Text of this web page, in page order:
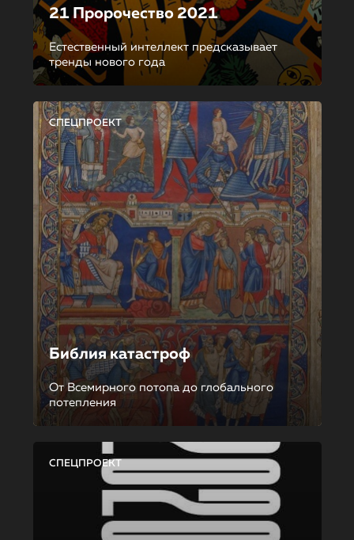
21 Пророчество 2021
Естественный интеллект предсказывает
тренды нового года
СПЕЦПРОЕКТ
Библия катастроф
От Всемирного потопа до глобального
потепления
СПЕЦПРОЕКТ